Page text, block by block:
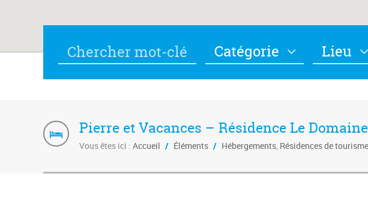
Catégorie Lieu
Pierre et Vacances – Résidence Le
Vous êtes ici : Accueil / Éléments / Hébergements, Résidences de tourisme